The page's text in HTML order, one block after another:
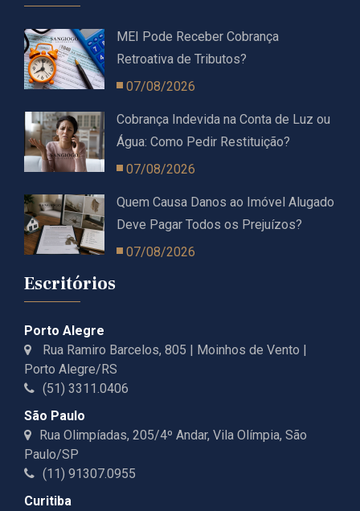
MEI Pode Receber Cobrança
Retroativa de Tributos?
07/08/2026
Cobrança Indevida na Conta de Luz ou
Água: Como Pedir Restituição?
07/08/2026
Quem Causa Danos ao Imóvel Alugado
Deve Pagar Todos os Prejuízos?
07/08/2026
Escritórios
Porto Alegre
Rua Ramiro Barcelos, 805 | Moinhos de Vento |
Porto Alegre/RS
(51) 3311.0406
São Paulo
Rua Olimpíadas, 205/4º Andar, Vila Olímpia, São
Paulo/SP
(11) 91307.0955
Curitiba